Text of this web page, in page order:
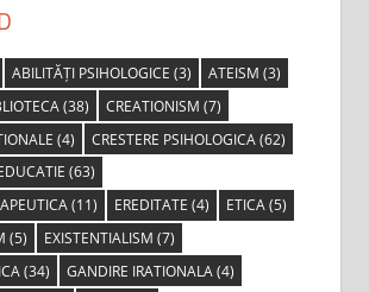
ABILITĂȚI PSIHOLOGICE (3) ATEISM (3)
(38) CREATIONISM (7)
(4) CRESTERE PSIHOLOGICA(62)
(63)
(11) EREDITATE (4) ETICA(5)
(5) EXISTENTIALISM (7)
(34) GANDIRE IRATIONALA(4)